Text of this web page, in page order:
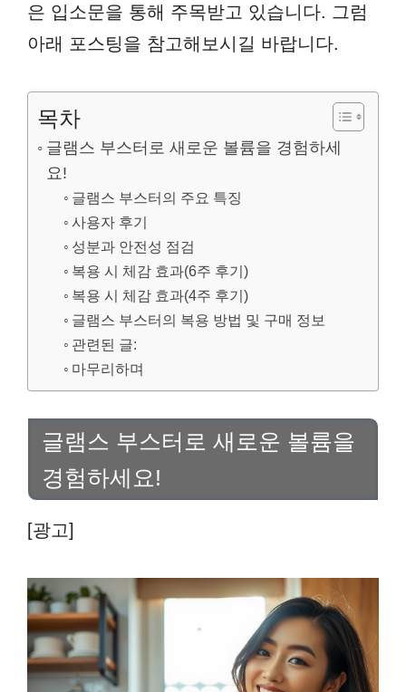
은 입소문을 통해 주목받고 있습니다. 그럼
아래 포스팅을 참고해보시길 바랍니다.
목차
글램스 부스터로 새로운 볼륨을 경험하세
요!
글램스 부스터의 주요 특징
사용자 후기
성분과 안전성 점검
복용 시 체감 효과(6주 후기)
복용 시 체감 효과(4주 후기)
글램스 부스터의 복용 방법 및 구매 정보
관련된 글:
마무리하며
글램스 부스터로 새로운 볼륨을
경험하세요!
[광고]